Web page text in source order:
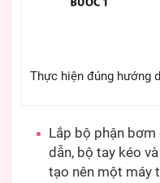
Thực hiện đúng hướng
Lắp bộ phận
dẫn, bộ tay kéo
tạo nên một máy